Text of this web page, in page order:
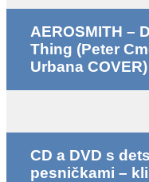
AEROSMITH –
Thing (Peter
Urbana COVER)
CD a DVD s
pesničkami –